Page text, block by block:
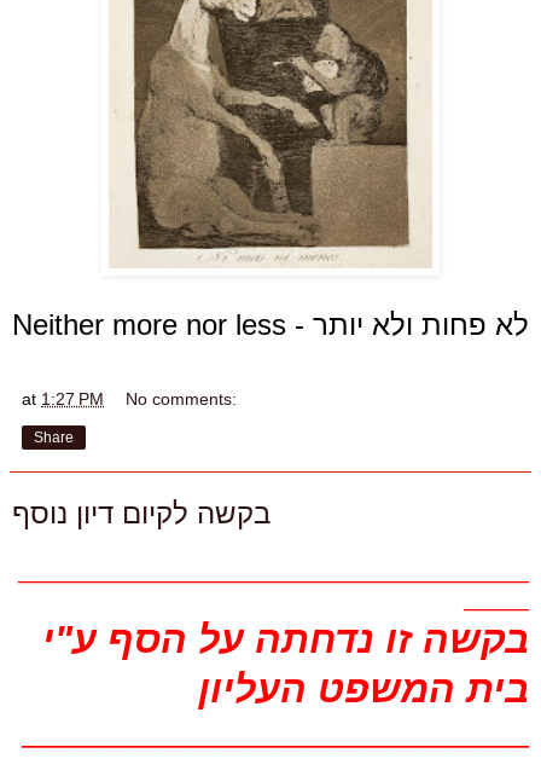
Neither more nor less - לא פחות ולא יותר
at 1:27 PM No comments:
Share
בקשה לקיום דיון נוסף
בקשה זו נדחתה על הסף ע"י
בית המשפט העליון